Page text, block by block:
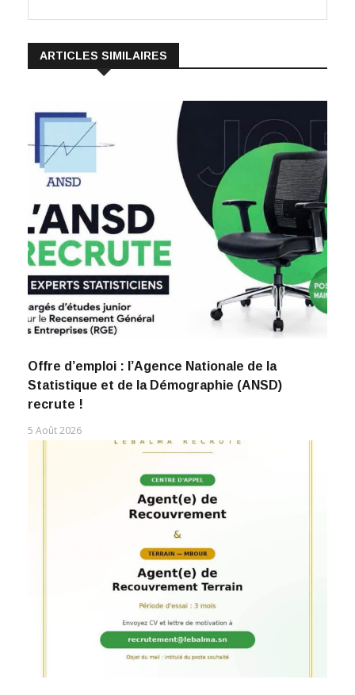
ARTICLES SIMILAIRES
Offre d’emploi : l’Agence Nationale de la
Statistique et de la Démographie (ANSD)
recrute !
5 Août 2026